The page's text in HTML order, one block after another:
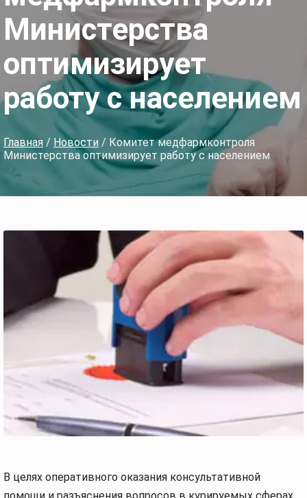
Министерства
оптимизирует
работу с населением
Главная / Новости / Комитет медфармконтроля
Министерства оптимизирует работу с населением
В целях оперативного оказания консультативной